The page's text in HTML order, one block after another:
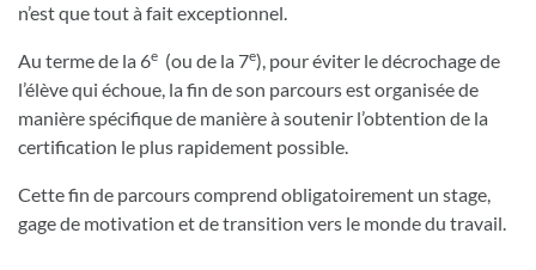
n’est que tout à fait exceptionnel.
Au terme de la 6e (ou de la 7e), pour éviter le décrochage de
l’élève qui échoue, la fin de son parcours est organisée de
manière spécifique de manière à soutenir l’obtention de la
certification le plus rapidement possible.
Cette fin de parcours comprend obligatoirement un stage,
gage de motivation et de transition vers le monde du travail.